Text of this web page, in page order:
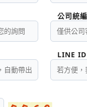
公司統編
LINE ID